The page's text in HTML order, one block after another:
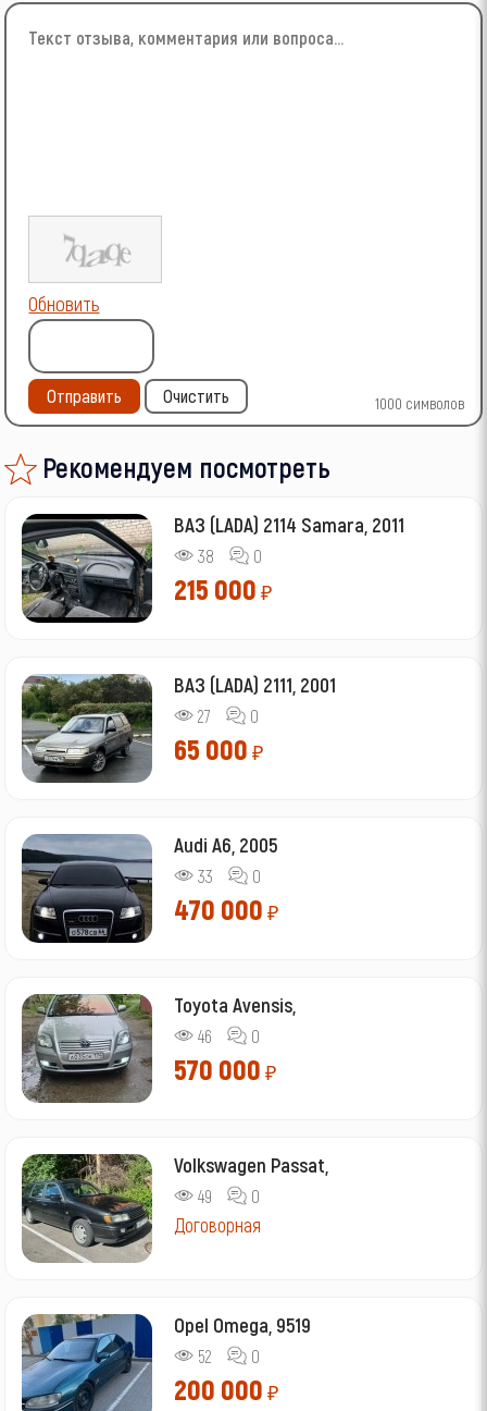
1000 символов
Обновить
Отправить Очистить
Рекомендуем посмотреть
ВАЗ (LADA) 2114 Samara, 2011
38 0
215 000 ₽
ВАЗ (LADA) 2111, 2001
27 0
65 000 ₽
Audi A6, 2005
33 0
470 000 ₽
Toyota Avensis,
46 0
570 000 ₽
Volkswagen Passat,
49 0
Договорная
Opel Omega, 9519
52 0
200 000 ₽